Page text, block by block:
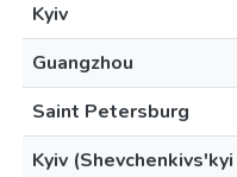
Kyiv
Guangzhou
Saint Petersburg
Kyiv